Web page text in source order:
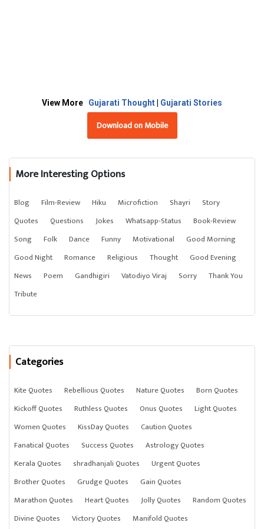
View More Gujarati Thought Gujarati Stories
Download on Mobile
More Interesting Options
Blog Film-Review Hiku Microfiction Shayri
Story
Quotes
Questions Jokes Whatsapp-Status
Book-Review
Song
Folk Dance Funny Motivational
Good Morning
Good Night
Romance Religious Thought
Good Evening
News
Poem Gandhigiri Vatodiyo Viraj Sorry
Thank You
Tribute
Categories
Kite Quotes Rebellious Quotes Nature Quotes
Born Quotes
Kickoff Quotes
Ruthless Quotes Onus Quotes
Light Quotes
Women Quotes
KissDay Quotes
Caution Quotes
Fanatical Quotes
Success Quotes
Astrology Quotes
Kerala Quotes
shradhanjali Quotes
Urgent Quotes
Brother Quotes
Grudge Quotes
Gain Quotes
Marathon Quotes
Heart Quotes Jolly Quotes
Random Quotes
Divine Quotes
Victory Quotes Manifold Quotes